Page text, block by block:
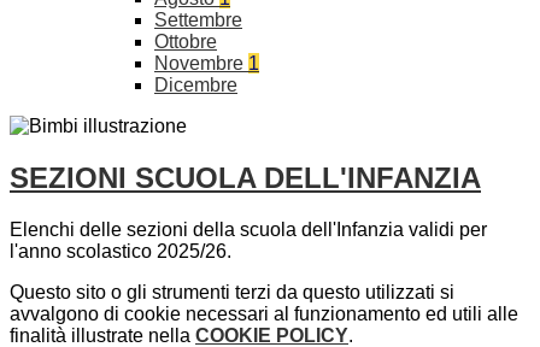
Settembre
Ottobre
Novembre 1
Dicembre
SEZIONI SCUOLA DELL'INFANZIA
Elenchi delle sezioni della scuola dell'Infanzia validi per
l'anno scolastico 2025/26.
Questo sito o gli strumenti terzi da questo utilizzati si
avvalgono di cookie necessari al funzionamento ed utili alle
finalità illustrate nella COOKIE POLICY.